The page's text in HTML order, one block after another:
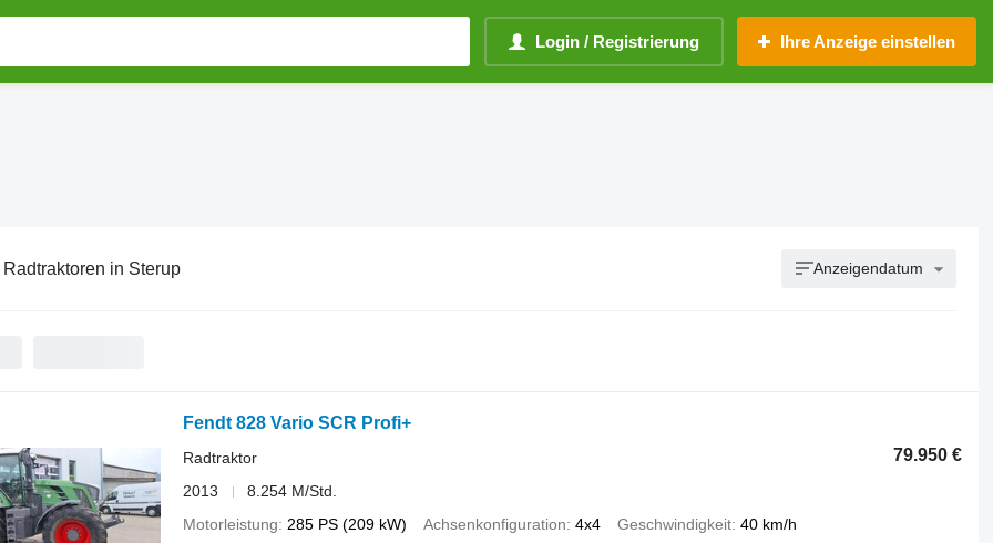
Login / Registrierung Ihre Anzeige einstellen
Radtraktoren in Sterup Anzeigendatum
Fendt 828 Vario SCR Profi+
79.950 €
Radtraktor
2013
8.254 M/Std.
Motorleistung
285 PS (209 kW) Achsenkonfiguration 4x4 Geschwindigkeit 40 km/h